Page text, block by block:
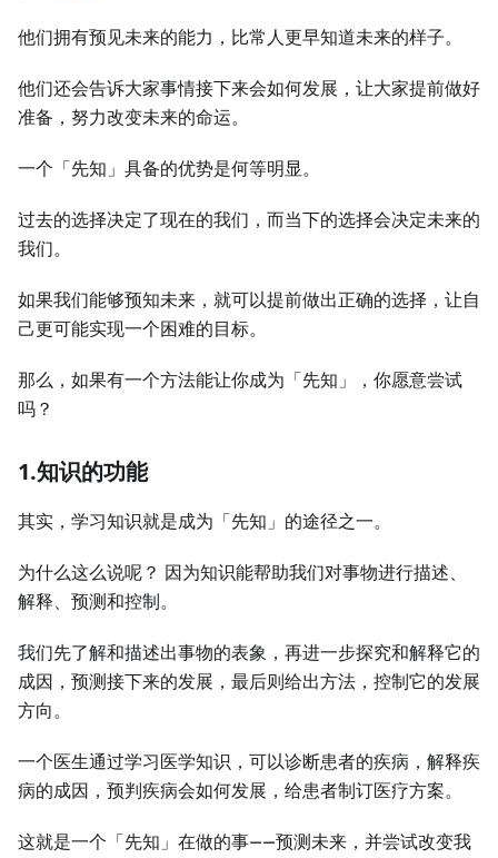
他们拥有预见未来的能力，比常人更早知道未来的样子。
他们还会告诉大家事情接下来会如何发展，让大家提前做好
准备，努力改变未来的命运。
一个「先知」具备的优势是何等明显。
过去的选择决定了现在的我们，而当下的选择会决定未来的
我们。
如果我们能够预知未来，就可以提前做出正确的选择，让自
己更可能实现一个困难的目标。
那么，如果有一个方法能让你成为「先知」，你愿意尝试
吗？
1.知识的功能
其实，学习知识就是成为「先知」的途径之一。
为什么这么说呢？ 因为知识能帮助我们对事物进行描述、
解释、预测和控制。
我们先了解和描述出事物的表象，再进一步探究和解释它的
成因，预测接下来的发展，最后则给出方法，控制它的发展
方向。
一个医生通过学习医学知识，可以诊断患者的疾病，解释疾
病的成因，预判疾病会如何发展，给患者制订医疗方案。
这就是一个「先知」在做的事——预测未来，并尝试改变我